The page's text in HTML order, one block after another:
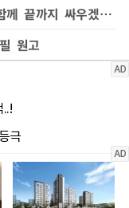
尹, 공수처로 떠나기 직전 "국민들과 함께 끝까지 싸우겠다"
원고